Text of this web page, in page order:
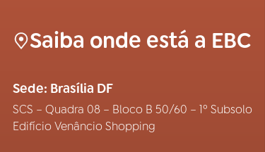
Saiba onde está a EBC
Sede: Brasília DF
SCS – Quadra 08 – Bloco B 50/60 – 1º Subsolo
Edifício Venâncio Shopping